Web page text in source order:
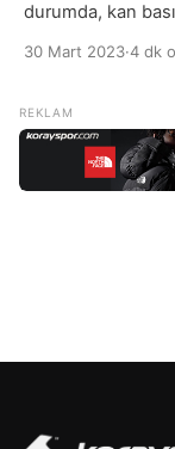
durumda, kan
engeller. Düşük
bazı durumlarda,
Düşük tansiyonun
hormon […]
30 Mart 2023·4 dk